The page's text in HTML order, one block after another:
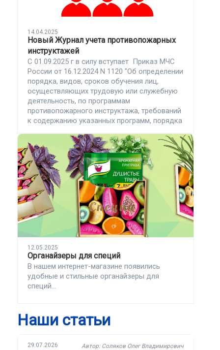
14.04.2025
Новый Журнал учета противопожарных
инструктажей
С 01.09.2025 г в силу вступает Приказ МЧС
России от 16.12.2024 N 1120 "Об определении
порядка, видов, сроков обучения лиц,
осуществляющих трудовую или служебную
деятельность, по программам
противопожарного инструктажа, требований
к содержанию указанных программ, порядка
лиц, проходящих обучение по
дополнительным профессиональным
программам в области пожарной
безопасности"
12.05.2025
Органайзеры для специй
В нашем интернет-магазине появились
удобные и стильные органайзеры для
специй...
Наши статьи
29.07.2026 Автор: Соляков Олег Владимирович